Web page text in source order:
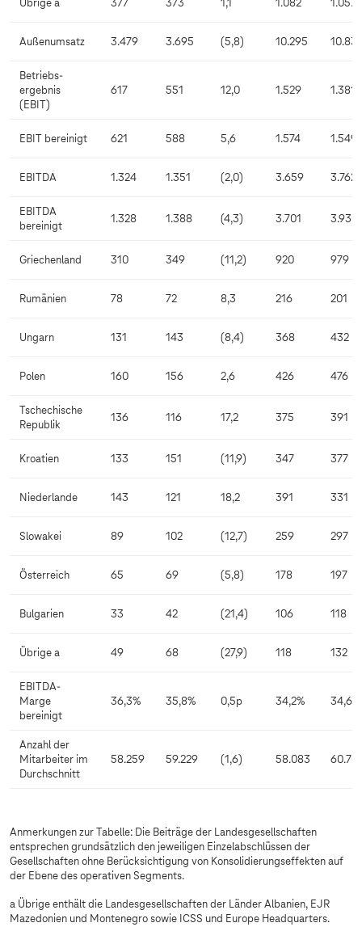
Übrige a 377 373 1,1 1.082 1.057
Außenumsatz 3.479 3.695 (5,8) 10.295
Betriebs-
ergebnis
(EBIT)
617 551 12,0 1.529 1.381
EBIT bereinigt 621 588 5,6 1.574 1.549
EBITDA 1.324 1.351 (2,0) 3.659 3.762
EBITDA
bereinigt
1.328 1.388 (4,3) 3.701 3.930
Griechenland 310 349 (11,2) 920 979
Rumänien 78 72 8,3 216 201
Ungarn 131 143 (8,4) 368 432
Polen 160 156 2,6 426 476
Tschechische
Republik
136 116 17,2 375 391
Kroatien 133 151 (11,9) 347 377
Niederlande 143 121 18,2 391 331
Slowakei 89 102 (12,7) 259 297
Österreich 65 69 (5,8) 178 197
Bulgarien 33 42 (21,4) 106 118
Übrige a 49 68 (27,9) 118 132
EBITDA-
Marge
bereinigt
36,3% 35,8% 0,5p 34,2% 34,6%
Anzahl der
Mitarbeiter im
Durchschnitt
58.259 59.229 (1,6) 58.083 60.701
Anmerkungen zur Tabelle: Die Beiträge der Landesgesellschaften
entsprechen grundsätzlich den jeweiligen Einzelabschlüssen der
Gesellschaften ohne Berücksichtigung von Konsolidierungseffekten auf
der Ebene des operativen Segments.
a Übrige enthält die Landesgesellschaften der Länder Albanien, EJR
Mazedonien und Montenegro sowie ICSS und Europe Headquarters.